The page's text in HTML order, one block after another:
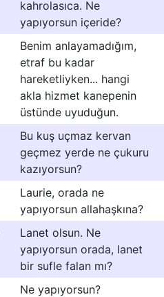
kahrolasıca. Ne
yapıyorsun içeride?
Benim anlayamadığım,
etraf bu kadar
hareketliyken... hangi
akla hizmet kanepenin
üstünde uyuduğun.
Bu kuş uçmaz kervan
geçmez yerde ne çukuru
kazıyorsun?
Laurie, orada ne
yapıyorsun allahaşkına?
Lanet olsun. Ne
yapıyorsun orada, lanet
bir sufle falan mı?
Ne yapıyorsun?